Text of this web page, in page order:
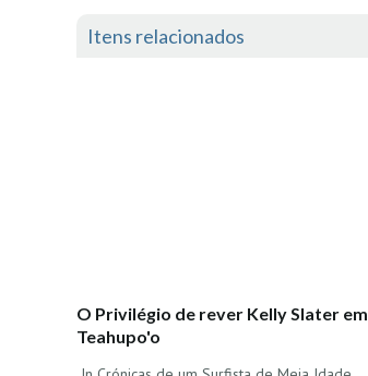
Itens relacionados
O Privilégio de rever Kelly Slater em
Teahupo'o